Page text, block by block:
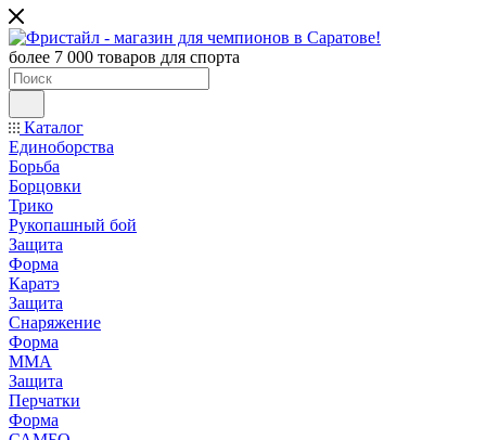
более 7 000 товаров для спорта
Каталог
Единоборства
Борьба
Борцовки
Трико
Рукопашный бой
Защита
Форма
Каратэ
Защита
Снаряжение
Форма
ММА
Защита
Перчатки
Форма